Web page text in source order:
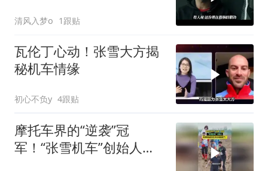
清风入梦o 1跟贴
瓦伦丁心动！张雪大方揭
秘机车情缘
初心不负y 4跟贴
摩托车界的“逆袭”冠
军！“张雪机车”创始人张